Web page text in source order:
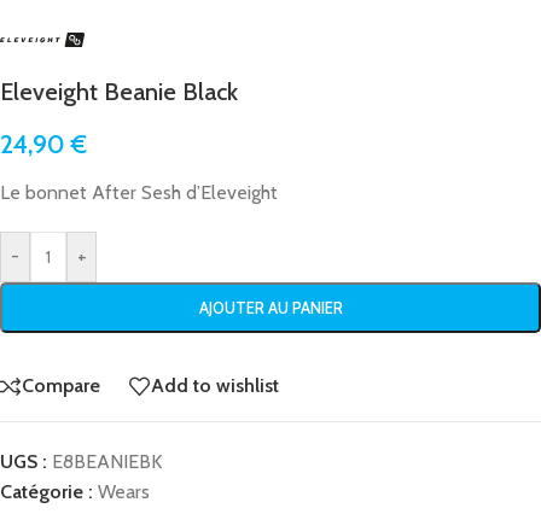
Eleveight Beanie Black
24,90€
Le bonnet After Sesh d’Eleveight
- +
AJOUTER AU PANIER
Compare Add to wishlist
UGS : E8BEANIEBK
Catégorie : Wears